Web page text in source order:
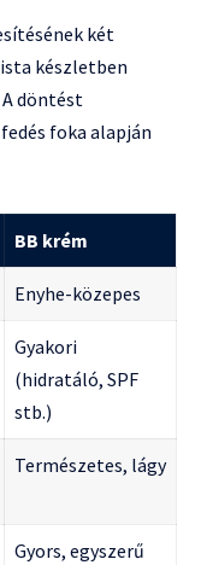
két
készletben
A döntést
foka alapján
BB krém
Enyhe-közepes
Gyakori
(hidratáló, SPF
stb.)
Természetes, lágy
Gyors, egyszerű